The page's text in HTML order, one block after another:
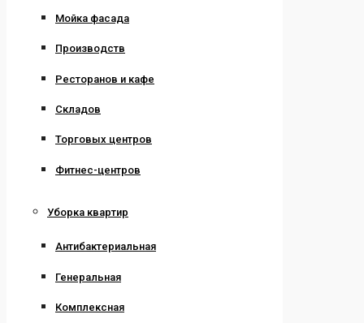
Мойка фасада
Производств
Ресторанов и кафе
Складов
Торговых центров
Фитнес-центров
Уборка квартир
Антибактериальная
Генеральная
Комплексная